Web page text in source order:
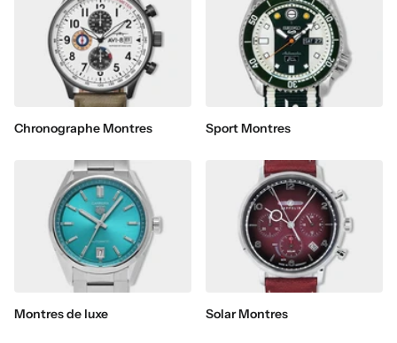
Chronographe Montres Sport Montres
Montres de luxe Solar Montres